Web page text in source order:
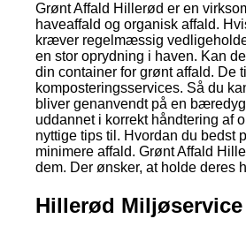
Grønt Affald Hillerød er en
haveaffald og organisk affald.
kræver regelmæssig
en stor oprydning i haven. Kan
din container for grønt affald. De
komposteringsservices. Så du
bliver genanvendt på en
uddannet i korrekt håndtering af
nyttige tips til. Hvordan du bedst
minimere affald. Grønt Affald
dem. Der ønsker, at holde deres
Hillerød Miljøservice